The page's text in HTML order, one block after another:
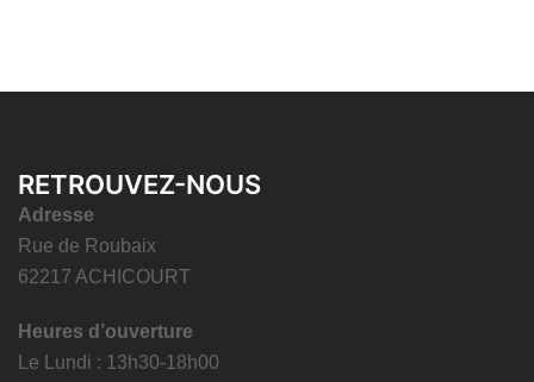
RETROUVEZ-NOUS
Adresse
Rue de Roubaix
62217 ACHICOURT
Heures d’ouverture
Le Lundi : 13h30-18h00